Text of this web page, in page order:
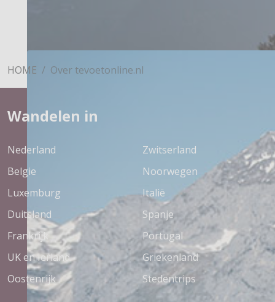
HOME Over tevoetonline.nl
Wandelen in
Nederland
Belgie
Luxemburg
Duitsland
Frankrijk
UK en Ierland
Oostenrijk
Zwitserland
Noorwegen
Italië
Spanje
Portugal
Griekenland
Stedentrips